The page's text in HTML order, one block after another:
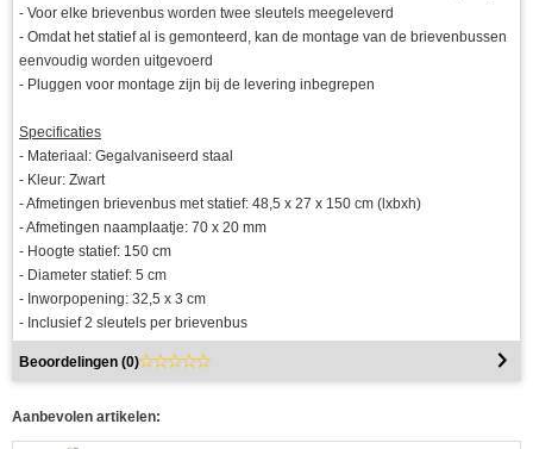
- Voor elke brievenbus worden twee sleutels meegeleverd
- Omdat het statief al is gemonteerd, kan de montage van de brievenbussen
eenvoudig worden uitgevoerd
- Pluggen voor montage zijn bij de levering inbegrepen
Specificaties
- Materiaal: Gegalvaniseerd staal
- Kleur: Zwart
- Afmetingen brievenbus met statief: 48,5 x 27 x 150 cm (lxbxh)
- Afmetingen naamplaatje: 70 x 20 mm
- Hoogte statief: 150 cm
- Diameter statief: 5 cm
- Inworpopening: 32,5 x 3 cm
- Inclusief 2 sleutels per brievenbus
Beoordelingen (0)
Aanbevolen artikelen: